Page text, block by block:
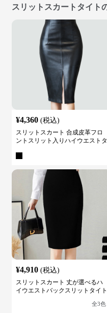
スリットスカートタイト
¥4,360 (税込)
スリットスカート 合成皮革フロ
ントスリット入りハイウエストタ
¥4,910 (税込)
スリットスカート 丈が選べるハ
イウエストバックスリットタイト
全3色